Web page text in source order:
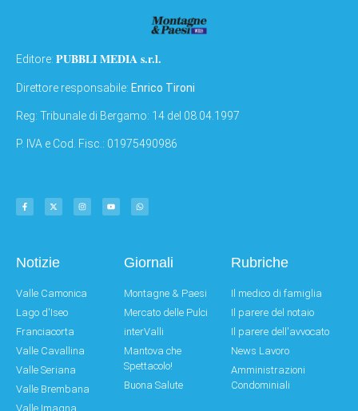
Editore: PUBBLI MEDIA s.r.l.
Direttore responsabile: Enrico Tironi
Reg: Tribunale di Bergamo: 14 del 08.04.1997
P. IVA e Cod. Fisc.: 01975490986
Notizie
Valle Camonica
Lago d'Iseo
Franciacorta
Valle Cavallina
Valle Seriana
Valle Brembana
Valle Imagna
Giornali
Montagne & Paesi
Mercato delle Pulci
interValli
Mantova che
Spettacolo!
Buona Salute
Rubriche
Il medico di famiglia
Il parere del notaio
Il parere dell'avvocato
News Lavoro
Amministrazioni
Condominiali